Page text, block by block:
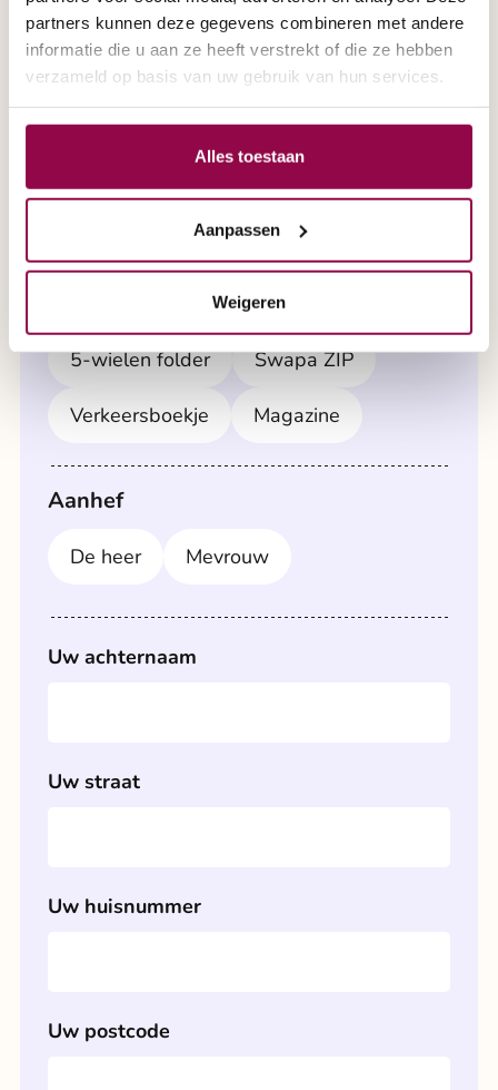
partners kunnen deze gegevens combineren met andere
informatie die u aan ze heeft verstrekt of die ze hebben
verzameld op basis van uw gebruik van hun services.
Alles toestaan
Aanpassen
Weigeren
Een brochure aanvragen?
Selecteer hier de gewenste
informatie.
Meerdere keuzes zijn mogelijk:
Algemene folder PGB folder
5-wielen folder Swapa ZIP
Verkeersboekje Magazine
Aanhef
De heer Mevrouw
Uw achternaam
Uw straat
Uw huisnummer
Uw postcode